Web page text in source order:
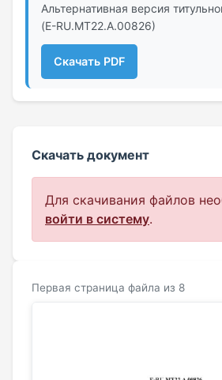
Альтернативная версия
(E-RU.MT22.А.00826)
Скачать PDF
Скачать документ
Для скачивания файлов
войти в систему.
Первая страница файла из 8